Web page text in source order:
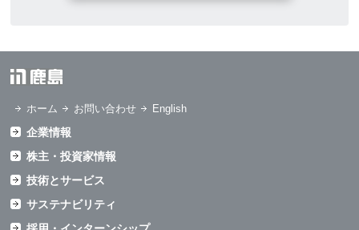
ホーム お問い合わせ English
企業情報
株主・投資家情報
技術とサービス
サステナビリティ